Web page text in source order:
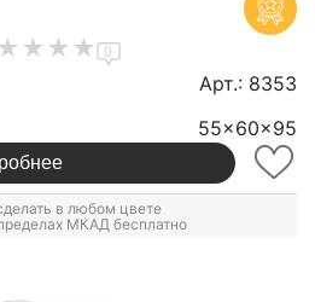
0
Арт.: 8353
55x60x95
в любом цвете
МКАД бесплатно